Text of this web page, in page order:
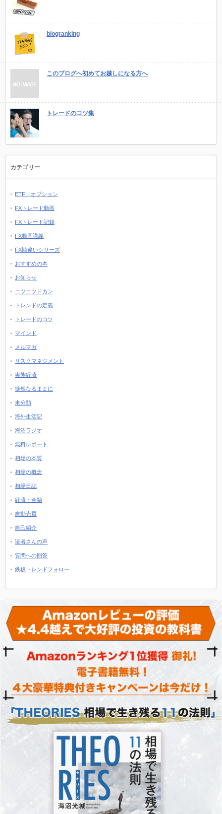
blogranking
このブログへ初めてお越しになる方へ
トレードのコツ集
カテゴリー
ETF・オプション
FXトレード動画
FXトレード記録
FX動画講義
FX勘違いシリーズ
おすすめの本
お知らせ
コツコツドカン
トレンドの定義
トレードのコツ
マインド
メルマガ
リスクマネジメント
実態経済
徒然なるままに
未分類
海外生活記
海沼ラジオ
無料レポート
相場の本質
相場の概念
相場日誌
経済・金融
自動売買
自己紹介
読者さんの声
質問への回答
鉄板トレンドフォロー